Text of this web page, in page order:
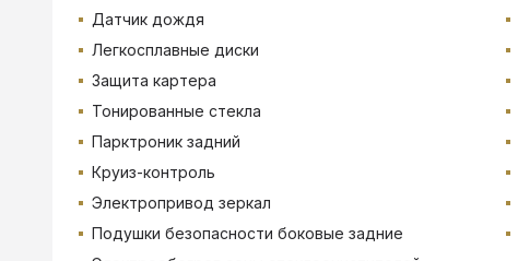
Датчик дождя
Легкосплавные диски
Защита картера
Тонированные стекла
Парктроник задний
Круиз-контроль
Электропривод зеркал
Подушки безопасности боковые задние